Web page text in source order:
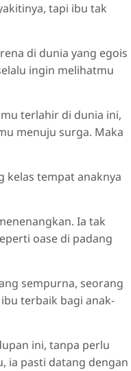
tapi ibu tak
di dunia yang egois
ingin melihatmu
terlahir di dunia ini,
menuju surga. Maka
kelas tempat anaknya
Ia tak
oase di padang
sempurna, seorang
terbaik bagi anak-
ini, tanpa perlu
ia pasti datang dengan